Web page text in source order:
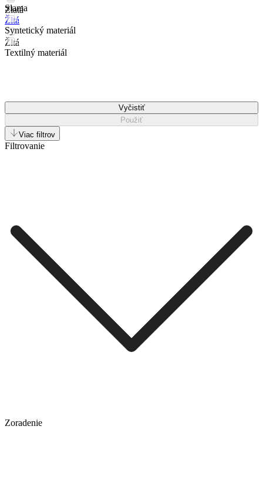
Zlatá
Žltá
Žltá
Slama
Syntetický materiál
Textilný materiál
Vyčistiť
Použiť
Viac filtrov
Filtrovanie
Zoradenie